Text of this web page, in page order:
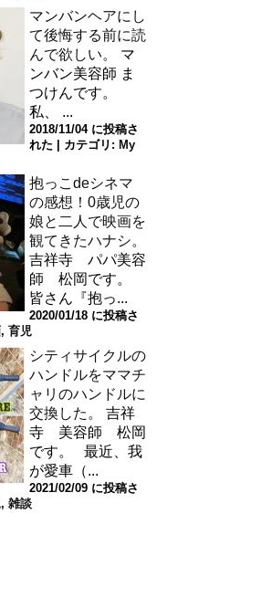
マンバンヘアにし
て後悔する前に読
んで欲しい。
マ
ンバン美容師 ま
つけんです。
私、 ...
2018/11/04 に投稿さ
れた
カテゴリ: My
抱っこdeシネマ
の感想！0歳児の
娘と二人で映画を
観てきたハナシ。
吉祥寺 パパ美容
師 松岡です。
皆さん『抱っ...
2020/01/18 に投稿さ
, 育児
シティサイクルの
ハンドルをママチ
ャリのハンドルに
交換した。
吉祥
寺 美容師 松岡
です。 最近、我
が愛車（...
2021/02/09 に投稿さ
, 雑談